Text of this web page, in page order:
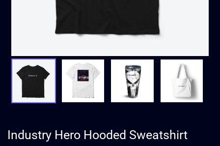
Industry Hero Hooded Sweatshirt